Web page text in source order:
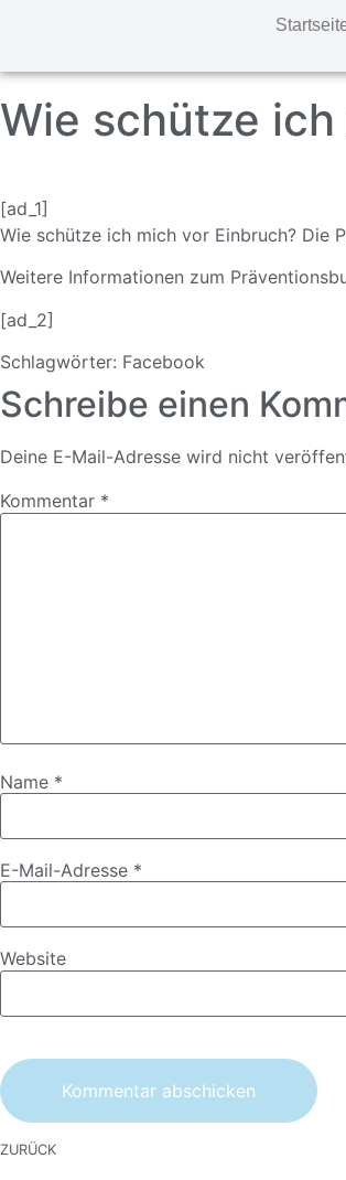
Wie schütze
[ad_1]
Wie schütze ich mich vor Einbruch? Die
Weitere Informationen zum
[ad_2]
Schlagwörter: Facebook
Schreibe einen
Deine E-Mail-Adresse wird nicht
Kommentar *
Name *
E-Mail-Adresse *
Website
ZURÜCK